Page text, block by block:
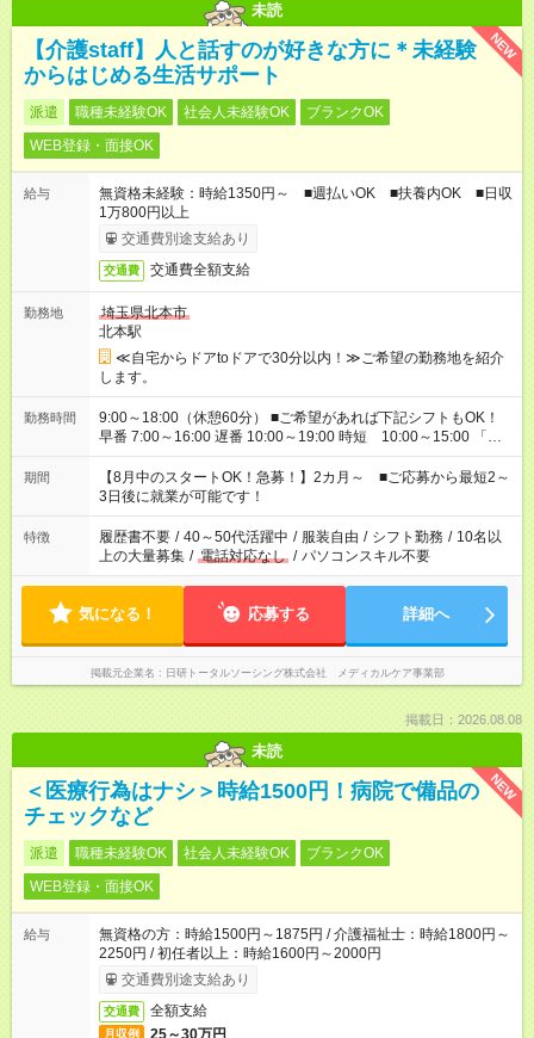
未読
NEW
【介護staff】人と話すのが好きな方に＊未経験
からはじめる生活サポート
派遣 職種未経験OK 社会人未経験OK
ブランクOK
WEB登録・面接OK
給与
無資格未経験：時給1350円～ ■週払いOK ■扶養内OK ■日収
1万800円以上
交通費別途支給あり
交通費 交通費全額支給
勤務地
埼玉県北本市
北本駅
≪自宅からドアtoドアで30分以内！≫ご希望の勤務地を紹介
します。
勤務時間
9:00～18:00（休憩60分） ■ご希望があれば下記シフトもOK！
早番 7:00～16:00 遅番 10:00～19:00 時短 10:00～15:00 「家
族と休みを合わせたい」 「余裕を持って夕飯の準備がしたい」
「できれば残業はしたくない」 など、ご希望を教えてください
ね。 ※Wワーク希望の方へ 今ご覧のお仕事で希望する勤務時間
と、もう1つのお仕事の勤務時間。 合計で週40時間を超える場
合は応募できません。
期間
【8月中のスタートOK！急募！】2カ月～ ■ご応募から最短2～
3日後に就業が可能です！
特徴 履歴書不要 / 40～50代活躍中 / 服装自由 / シフト勤務 / 10名以
上の大量募集 / 電話対応なし / パソコンスキル不要
気になる！ 応募する 詳細へ
掲載元企業名 日研トータルソーシング株式会社 メディカルケア事業部
掲載日：2026.08.08
未読
NEW
＜医療行為はナシ＞時給1500円！病院で備品の
チェックなど
派遣 職種未経験OK 社会人未経験OK
ブランクOK
WEB登録・面接OK
給与
無資格の方：時給1500円～1875円 / 介護福祉士：時給1800円～
2250円 / 初任者以上：時給1600円～2000円
交通費別途支給あり
交通費 全額支給
月収例 25～30万円